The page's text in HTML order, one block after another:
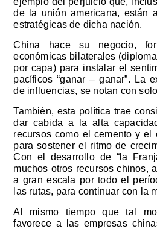
de la unión americana, están
estratégicas de dicha nación.
China hace su negocio,
económicas bilaterales
por capa) para instalar el
pacíficos “ganar – ganar”. La
de influencias, se notan con
También, esta política trae
dar cabida a la alta
recursos como el cemento y el
para sostener el ritmo de
Con el desarrollo de “la
muchos otros recursos chinos,
a gran escala por todo el
las rutas, para continuar con la
Al mismo tiempo que tal
favorece a las empresas